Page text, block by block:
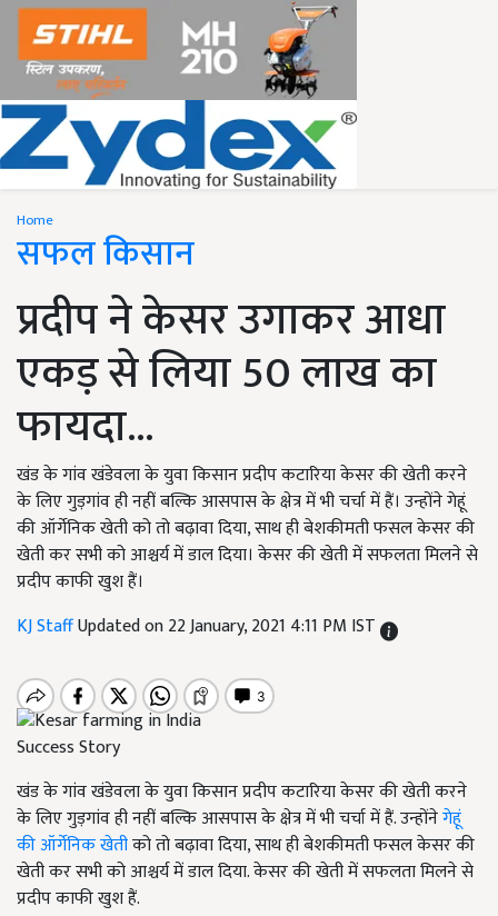
Home
सफल किसान
प्रदीप ने केसर उगाकर आधा
एकड़ से लिया 50 लाख का
फायदा...
खंड के गांव खंडेवला के युवा किसान प्रदीप कटारिया केसर की खेती करने
के लिए गुड़गांव ही नहीं बल्कि आसपास के क्षेत्र में भी चर्चा में हैं। उन्होंने गेहूं
की ऑर्गेनिक खेती को तो बढ़ावा दिया, साथ ही बेशकीमती फसल केसर की
खेती कर सभी को आश्चर्य में डाल दिया। केसर की खेती में सफलता मिलने से
प्रदीप काफी खुश हैं।
KJ StaffUpdated on 22 January, 2021 4:11 PM IST
Success Story
खंड के गांव खंडेवला के युवा किसान प्रदीप कटारिया केसर की खेती करने
के लिए गुड़गांव ही नहीं बल्कि आसपास के क्षेत्र में भी चर्चा में हैं. उन्होंनेगेहूं
की ऑर्गेनिक खेतीको तो बढ़ावा दिया, साथ ही बेशकीमती फसल केसर की
खेती कर सभी को आश्चर्य में डाल दिया. केसर की खेती में सफलता मिलने से
प्रदीप काफी खुश हैं.